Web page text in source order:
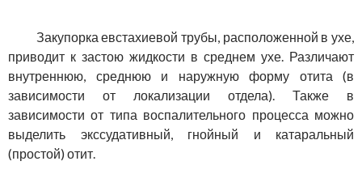
Закупорка евстахиевой трубы, расположенной в ухе,
приводит к застою жидкости в среднем ухе. Различают
внутреннюю, среднюю и наружную форму отита (в
зависимости от локализации отдела). Также в
зависимости от типа воспалительного процесса можно
выделить экссудативный, гнойный и катаральный
(простой) отит.